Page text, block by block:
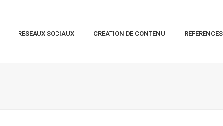
RÉSEAUX SOCIAUX CRÉATION DE CONTENU RÉFÉRENCES